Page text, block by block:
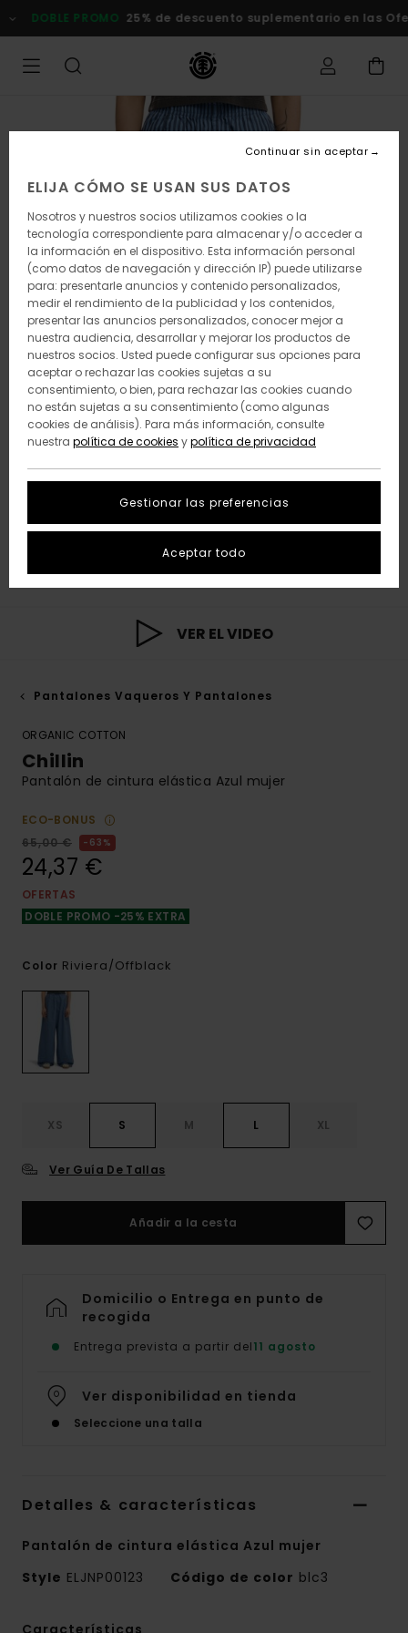
la
DOBLE PROMO 25% de descuento suplementario en las
VER EL VIDEO
Pantalones Vaqueros Y Pantalones
ORGANIC COTTON
Chillin
Pantalón de cintura elástica Azul mujer
ECO-BONUS
65,00 €
63%
24,37 €
OFERTAS
DOBLE PROMO -25% EXTRA
Color Riviera/offblack
XS S M L XL
Ver Guía De Tallas
Añadir a la cesta
Domicilio o Entrega en punto de
recogida
Entrega prevista a partir del11 agosto
Ver disponibilidad en tienda
Seleccione una talla
Detalles & características
Pantalón de cintura elástica Azul mujer
Style ELJNP00123 Código de color blc3
ELIJA CÓMO SE USAN SUS DATOS
Nosotros y nuestros socios utilizamos cookies o la
tecnología correspondiente para almacenar y/o acceder a
la información en el dispositivo. Esta información personal
(como datos de navegación y dirección IP) puede utilizarse
para: presentarle anuncios y contenido personalizados,
medir el rendimiento de la publicidad y los contenidos,
presentar las anuncios personalizados, conocer mejor a
nuestra audiencia, desarrollar y mejorar los productos de
nuestros socios. Usted puede configurar sus opciones para
aceptar o rechazar las cookies sujetas a su
consentimiento, o bien, para rechazar las cookies cuando
no están sujetas a su consentimiento (como algunas
cookies de análisis). Para más información, consulte
nuestra política de cookies ypolítica de privacidad
Gestionar las preferencias
Continuar sin aceptar
Aceptar todo